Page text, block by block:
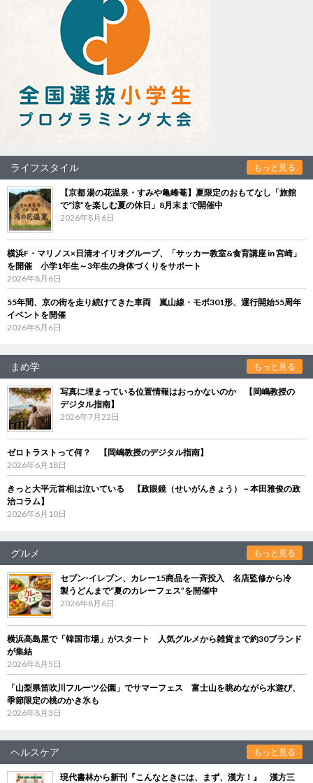
ライフスタイル もっと見る
【京都 湯の花温泉・すみや亀峰菴】夏限定のおもてなし「旅館
で“涼”を楽しむ夏の休日」8月末まで開催中
2026年8月6日
横浜F・マリノス×日清オイリオグループ、「サッカー教室&食育講座 in 宮崎」
を開催 小学1年生～3年生の身体づくりをサポート
2026年8月6日
55年間、京の街を走り続けてきた車両 嵐山線・モボ301形、運行開始55周年
イベントを開催
2026年8月6日
まめ学 もっと見る
写真に埋まっている位置情報はおっかないのか 【岡嶋教授の
デジタル指南】
2026年7月22日
ゼロトラストって何？ 【岡嶋教授のデジタル指南】
2026年6月18日
きっと大平元首相は泣いている 【政眼鏡（せいがんきょう）－本田雅俊の政
治コラム】
2026年6月10日
グルメ もっと見る
セブン‐イレブン、カレー15商品を一斉投入 名店監修から冷
製うどんまで“夏のカレーフェス”を開催中
2026年8月6日
横浜高島屋で「韓国市場」がスタート 人気グルメから雑貨まで約30ブランド
が集結
2026年8月5日
「山梨県笛吹川フルーツ公園」でサマーフェス 富士山を眺めながら水遊び、
季節限定の桃のかき氷も
2026年8月3日
ヘルスケア もっと見る
現代書林から新刊『こんなときには、まず、漢方！』 漢方三